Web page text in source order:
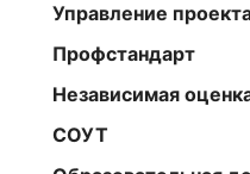
Управление
Профстандарт
Независимая
СОУТ